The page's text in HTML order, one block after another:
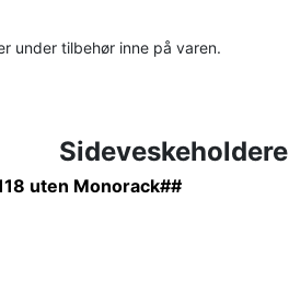
under tilbehør inne på varen.
Sideveskeholdere
uten Monorack##